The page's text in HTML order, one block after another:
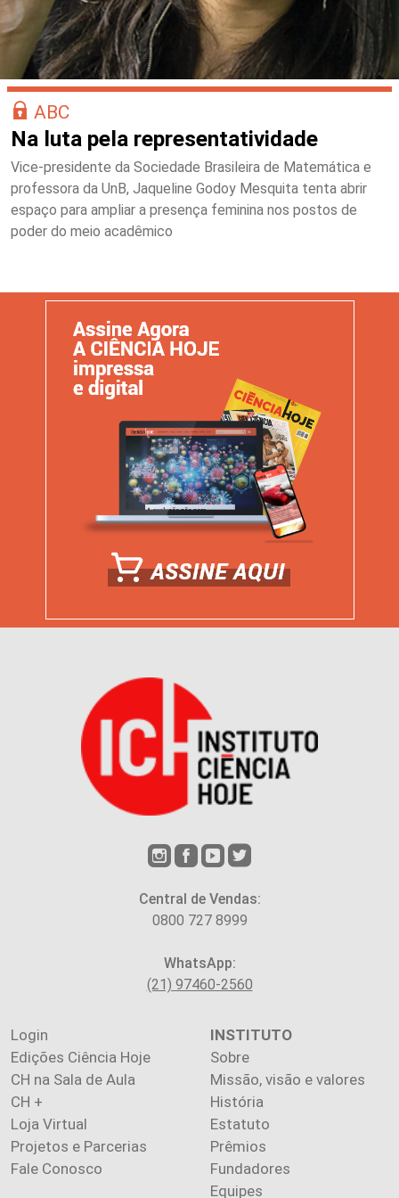
ABC
Na luta pela representatividade
Vice-presidente da Sociedade Brasileira de Matemática e
professora da UnB, Jaqueline Godoy Mesquita tenta abrir
espaço para ampliar a presença feminina nos postos de
poder do meio acadêmico
Central de Vendas:
0800 727 8999
WhatsApp:
(21) 97460-2560
Login
Edições Ciência Hoje
CH na Sala de Aula
CH +
Loja Virtual
Projetos e Parcerias
Fale Conosco
INSTITUTO
Sobre
Missão, visão e valores
História
Estatuto
Prêmios
Fundadores
Equipes